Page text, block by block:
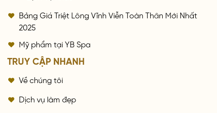
Bảng Giá Triệt Lông Vĩnh Viễn Toàn Thân Mới Nhất
2025
Mỹ phẩm tại YB Spa
TRUY CẬP NHANH
Về chúng tôi
Dịch vụ làm đẹp